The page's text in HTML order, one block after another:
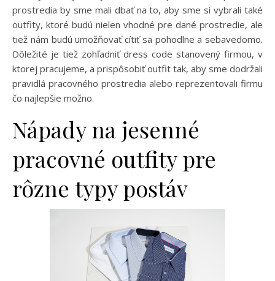
prostredia by sme mali dbať na to, aby sme si vybrali také
outfity, ktoré budú nielen vhodné pre dané prostredie, ale
tiež nám budú umožňovať cítiť sa pohodlne a sebavedomo.
Dôležité je tiež zohľadniť dress code stanovený firmou, v
ktorej pracujeme, a prispôsobiť outfit tak, aby sme dodržali
pravidlá pracovného prostredia alebo reprezentovali firmu
čo najlepšie možno.
Nápady na jesenné
pracovné outfity pre
rôzne typy postáv